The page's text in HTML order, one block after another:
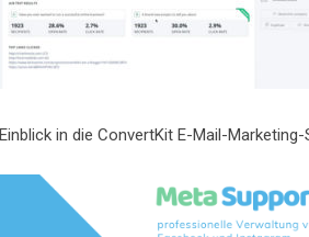
Einblick in die ConvertKit E-Mail-